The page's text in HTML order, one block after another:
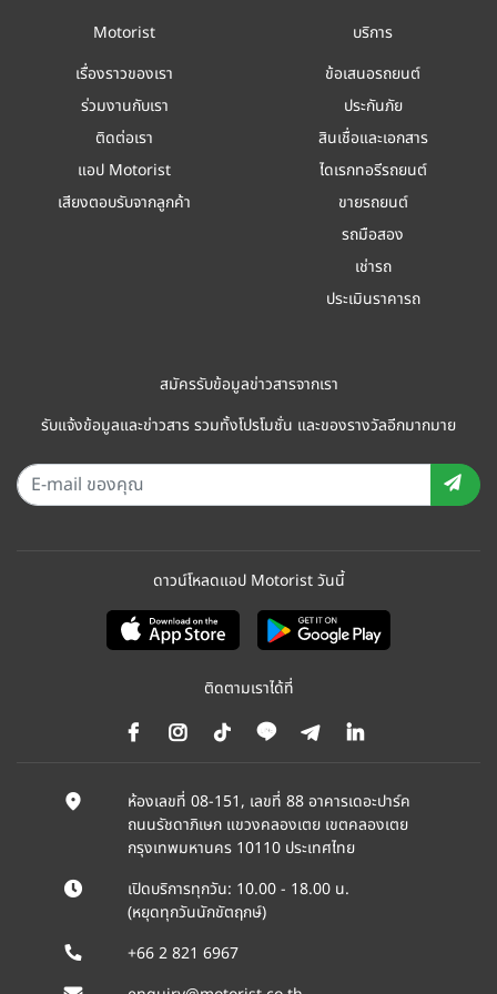
Motorist
เรื่องราวของเรา
ร่วมงานกับเรา
ติดต่อเรา
แอป Motorist
เสียงตอบรับจากลูกค้า
บริการ
ข้อเสนอรถยนต์
ประกันภัย
สินเชื่อและเอกสาร
ไดเรกทอรีรถยนต์
ขายรถยนต์
รถมือสอง
เช่ารถ
ประเมินราคารถ
สมัครรับข้อมูลข่าวสารจากเรา
รับแจ้งข้อมูลและข่าวสาร รวมทั้งโปรโมชั่น และของรางวัลอีกมากมาย
ดาวน์โหลดแอป Motorist วันนี้
ติดตามเราได้ที่
ห้องเลขที่ 08-151, เลขที่ 88 อาคารเดอะปาร์ค
ถนนรัชดาภิเษก แขวงคลองเตย เขตคลองเตย
กรุงเทพมหานคร 10110 ประเทศไทย
เปิดบริการทุกวัน: 10.00 - 18.00 น.
(หยุดทุกวันนักขัตฤกษ์)
+66 2 821 6967